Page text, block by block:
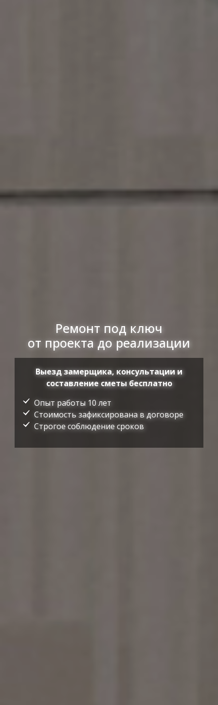
Ремонт под ключ
от проекта до реализации
Выезд замерщика, консультации и
составление сметы бесплатно
Опыт работы 10 лет
Стоимость зафиксирована в договоре
Строгое соблюдение сроков